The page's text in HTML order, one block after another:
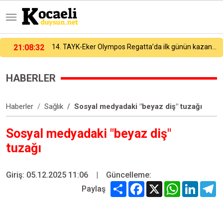
21:08:32
HABERLER
Haberler Sağlık Sosyal medyadaki "beyaz diş" tuzağı
Sosyal medyadaki "beyaz diş"
tuzağı
Giriş: 05.12.2025 11:06 |
Güncelleme:
Paylaş
Share Facebook
X WhatsApp